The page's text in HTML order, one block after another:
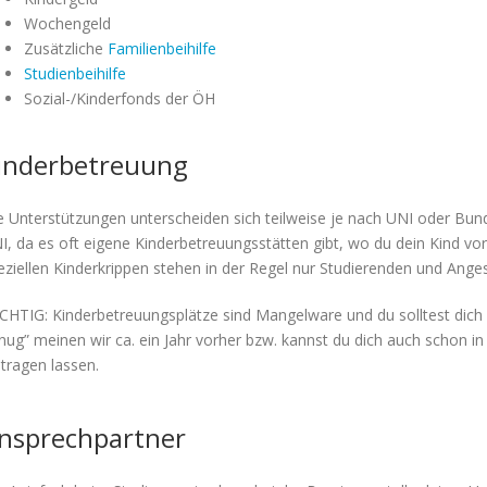
Wochengeld
Zusätzliche Familienbeihilfe
Studienbeihilfe
Sozial-/Kinderfonds der ÖH
Unterstützungen unterscheiden sich teilweise je nach UNI oder
da es oft eigene Kinderbetreuungsstätten gibt, wo du dein Kind
Kinderkrippen stehen in der Regel nur Studierenden und
Kinderbetreuungsplätze sind Mangelware und du solltest
meinen wir ca. ein Jahr vorher bzw. kannst du dich auch schon
lassen.